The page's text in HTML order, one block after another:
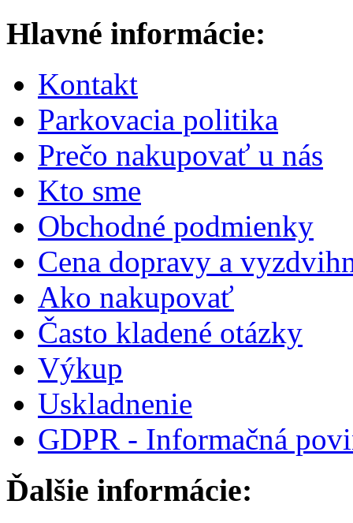
Hlavné informácie:
Kontakt
Parkovacia politika
Prečo nakupovať u nás
Kto sme
Obchodné podmienky
Cena dopravy a
Ako nakupovať
Často kladené otázky
Výkup
Uskladnenie
GDPR - Informačná
Ďalšie informácie: